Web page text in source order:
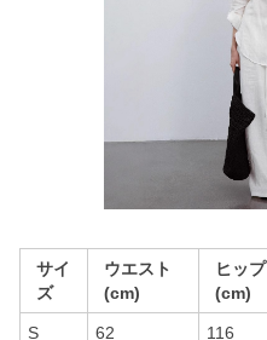
サイ
ズ
ウエスト
(cm)
ヒップ
(cm)
S 62 116